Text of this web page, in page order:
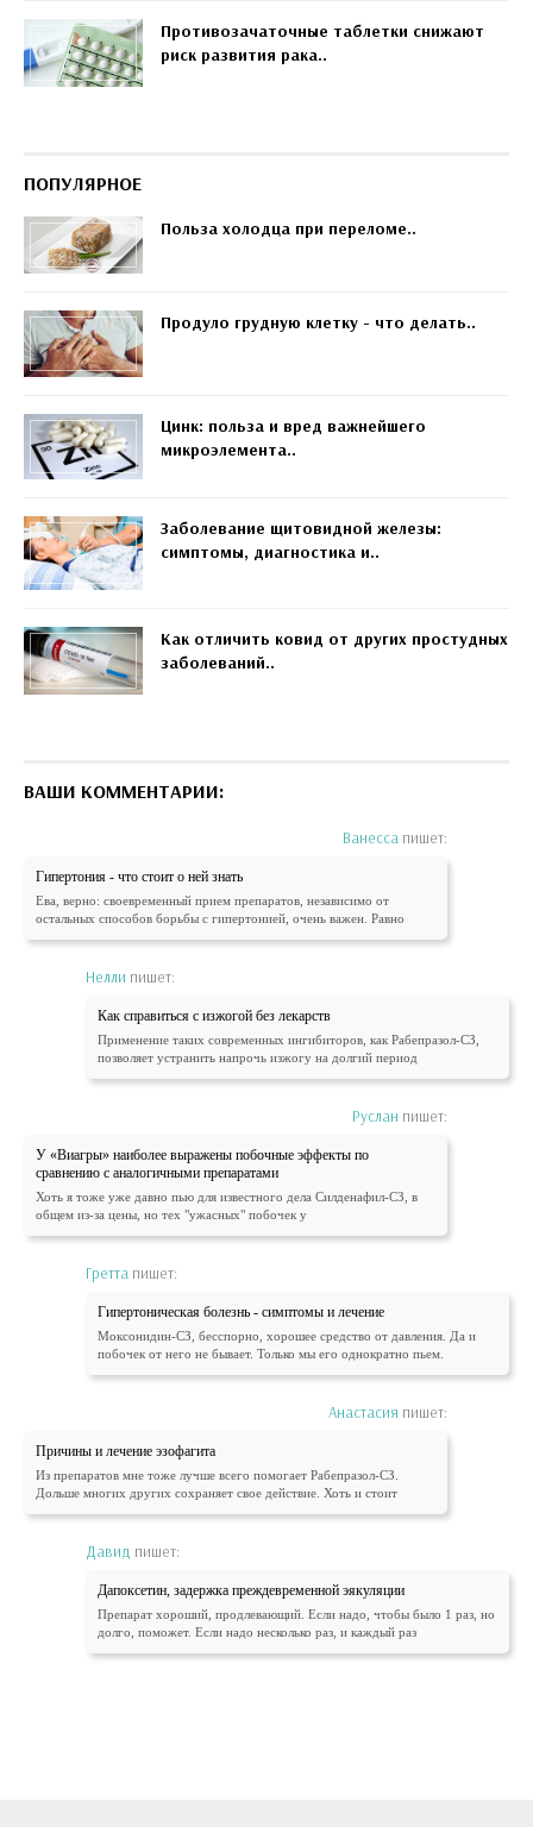
Противозачаточные таблетки снижают
риск развития рака..
ПОПУЛЯРНОЕ
Польза холодца при переломе..
Продуло грудную клетку - что делать..
Цинк: польза и вред важнейшего
микроэлемента..
Заболевание щитовидной железы:
симптомы, диагностика и..
Как отличить ковид от других простудных
заболеваний..
ВАШИ КОММЕНТАРИИ:
Ванесса пишет:
Гипертония - что стоит о ней знать
Ева, верно: своевременный прием препаратов, независимо от
остальных способов борьбы с гипертонией, очень важен. Равно
Нелли пишет:
Как справиться с изжогой без лекарств
Применение таких современных ингибиторов, как Рабепразол-СЗ,
позволяет устранить напрочь изжогу на долгий период
Руслан пишет:
У «Виагры» наиболее выражены побочные эффекты по
сравнению с аналогичными препаратами
Хоть я тоже уже давно пью для известного дела Силденафил-СЗ, в
общем из-за цены, но тех "ужасных" побочек у
Гретта пишет:
Гипертоническая болезнь - симптомы и лечение
Моксонидин-СЗ, бесспорно, хорошее средство от давления. Да и
побочек от него не бывает. Только мы его однократно пьем.
Анастасия пишет:
Причины и лечение эзофагита
Из препаратов мне тоже лучше всего помогает Рабепразол-СЗ.
Дольше многих других сохраняет свое действие. Хоть и стоит
Давид пишет:
Дапоксетин, задержка преждевременной эякуляции
Препарат хороший, продлевающий. Если надо, чтобы было 1 раз, но
долго, поможет. Если надо несколько раз, и каждый раз